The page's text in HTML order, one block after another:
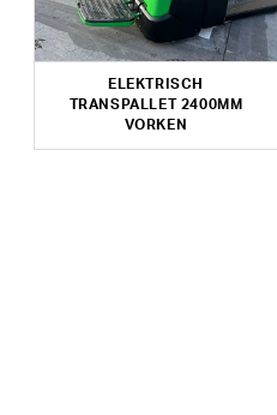
ELEKTRISCH
TRANSPALLET 2400MM
VORKEN